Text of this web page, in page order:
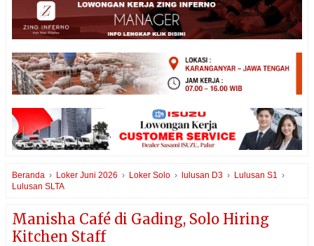
Beranda › Loker Juni 2026 › Loker Solo › lulusan D3 › Lulusan S1
›
Lulusan SLTA
Manisha Café di Gading, Solo Hiring
Kitchen Staff